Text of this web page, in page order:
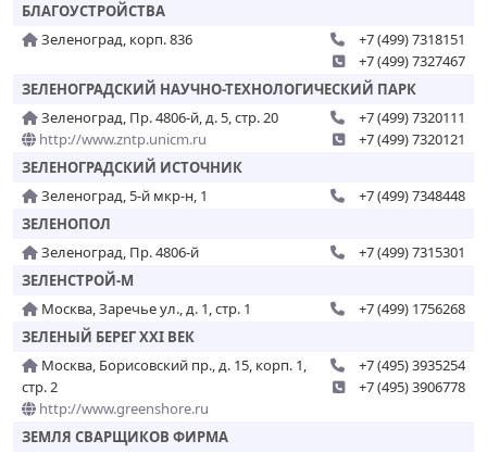
БЛАГОУСТРОЙСТВА
Зеленоград, корп. 836
+7 (499) 7318151
+7 (499) 7327467
ЗЕЛЕНОГРАДСКИЙ НАУЧНО-ТЕХНОЛОГИЧЕСКИЙ ПАРК
Зеленоград, Пр. 4806-й, д. 5, стр. 20
http://www.zntp.unicm.ru
+7 (499) 7320111
+7 (499) 7320121
ЗЕЛЕНОГРАДСКИЙ ИСТОЧНИК
Зеленоград, 5-й мкр-н, 1
+7 (499) 7348448
ЗЕЛЕНОПОЛ
Зеленоград, Пр. 4806-й
+7 (499) 7315301
ЗЕЛЕНСТРОЙ-М
Москва, Заречье ул., д. 1, стр. 1
+7 (499) 1756268
ЗЕЛЕНЫЙ БЕРЕГ XXI ВЕК
Москва, Борисовский пр., д. 15, корп. 1,
стр. 2
http://www.greenshore.ru
+7 (495) 3935254
+7 (495) 3906778
ЗЕМЛЯ СВАРЩИКОВ ФИРМА